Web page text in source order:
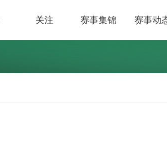
关注 赛事集锦 赛事动